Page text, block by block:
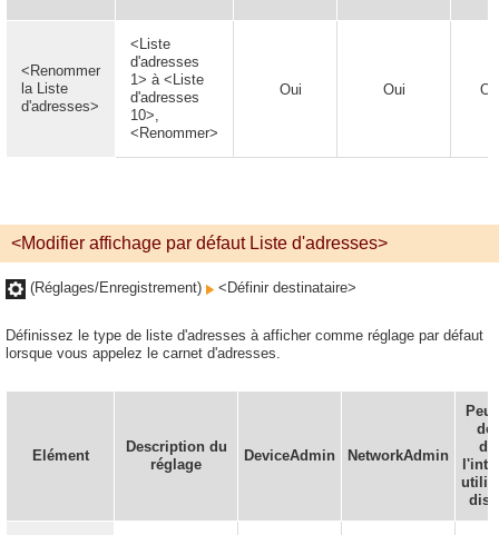
<Renommer
la Liste
d'adresses>
<Liste
d'adresses
1> à <Liste
d'adresses
10>,
<Renommer>
Oui Oui
<Modifier affichage par défaut Liste d'adresses>
(Réglages/Enregistrement) <Définir destinataire>
Définissez le type de liste d'adresses à afficher comme réglage par défaut
lorsque vous appelez le carnet d'adresses.
Elément
Description du
réglage
DeviceAdmin NetworkAdmin